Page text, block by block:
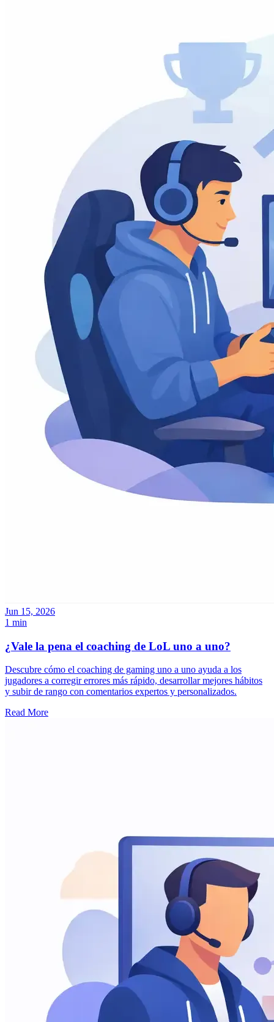
Jun 15, 2026
1 min
¿Vale la pena el coaching de LoL uno a uno?
Descubre cómo el coaching de gaming uno a uno ayuda a los
jugadores a corregir errores más rápido, desarrollar mejores hábitos
y subir de rango con comentarios expertos y personalizados.
Read More